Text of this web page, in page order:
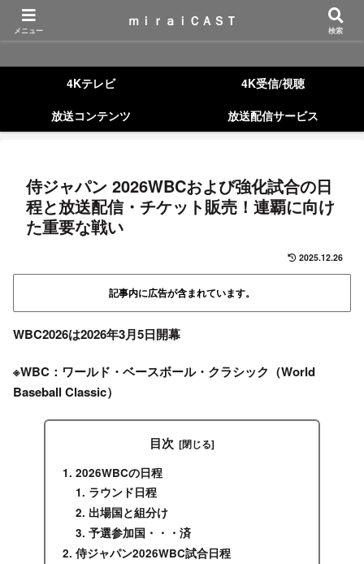
ｍｉｒａｉＣＡＳＴ
4Kテレビ
4K受信/視聴
放送コンテンツ
放送配信サービス
侍ジャパン 2026WBCおよび強化試合の日
程と放送配信・チケット販売！連覇に向け
た重要な戦い
2025.12.26
記事内に広告が含まれています。
WBC2026は2026年3月5日開幕
※WBC ： ワールド・ベースボール・クラシック （World
Baseball Classic）
目次
2026WBCの日程
ラウンド日程
出場国と組分け
予選参加国・・・済
侍ジャパン2026WBC試合日程
メニュー
ｍｉｒａｉＣＡＳＴ
検索